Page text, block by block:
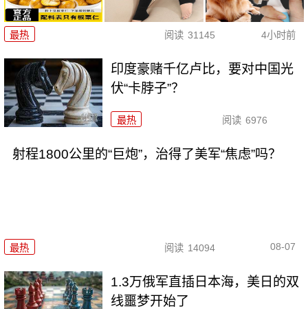
最热 阅读 31145 4小时前
印度豪赌千亿卢比，要对中国光
伏“卡脖子”？
最热 阅读 6976
射程1800公里的“巨炮”，治得了美军“焦虑”吗？
最热 阅读 14094 08-07
1.3万俄军直插日本海，美日的双
线噩梦开始了